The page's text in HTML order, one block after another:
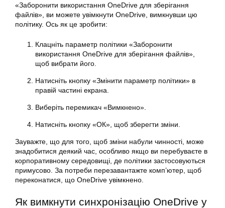
«Заборонити використання OneDrive для зберігання
файлів», ви можете увімкнути OneDrive, вимкнувши цю
політику. Ось як це зробити:
Клацніть параметр політики «Заборонити
використання OneDrive для зберігання файлів»,
щоб вибрати його.
Натисніть кнопку «Змінити параметр політики» в
правій частині екрана.
Виберіть перемикач «Вимкнено».
Натисніть кнопку «ОК», щоб зберегти зміни.
Зауважте, що для того, щоб зміни набули чинності, може
знадобитися деякий час, особливо якщо ви перебуваєте в
корпоративному середовищі, де політики застосовуються
примусово. За потреби перезавантажте комп’ютер, щоб
переконатися, що OneDrive увімкнено.
Як вимкнути синхронізацію OneDrive у